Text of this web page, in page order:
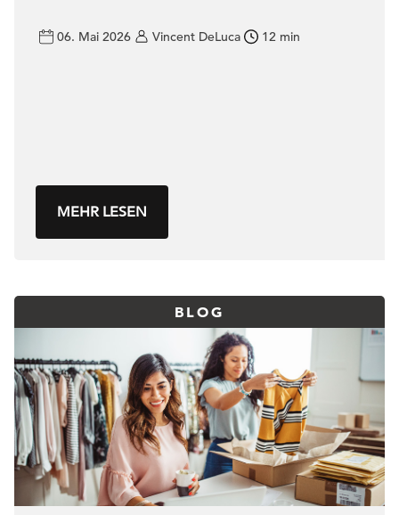
06. Mai 2026 Vincent DeLuca 12 min
MEHR LESEN
BLOG